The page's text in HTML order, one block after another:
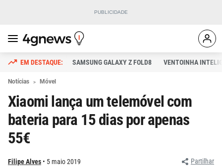
SAMSUNG GALAXY Z FOLD8 VENTOINHA
Notícias Móvel
Xiaomi lança um telemóvel com
bateria para 15 dias por apenas
55€
Filipe Alves 5 maio 2019 Partilhar